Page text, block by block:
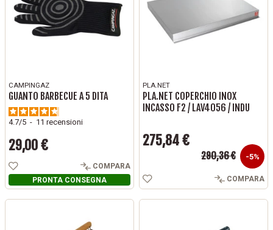
CAMPINGAZ
GUANTO BARBECUE A 5 DITA
4.7/5 - 11 recensioni
Prezzo
29,00 €
COMPARA
PRONTA CONSEGNA
PLA.NET
PLA.NET COPERCHIO INOX
INCASSO F2 / LAV4056 / INDU
275,84 €
Prezzo base
290,36 € -5%
COMPARA